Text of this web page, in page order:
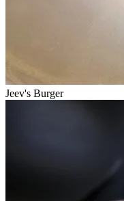
Jeev's Burger